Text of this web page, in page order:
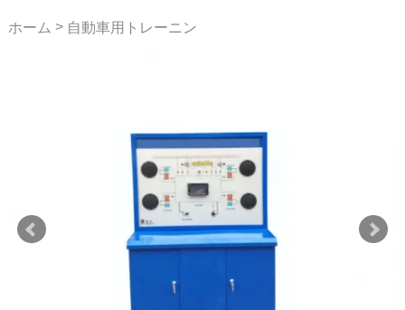
ホーム > 自動車用トレーニン